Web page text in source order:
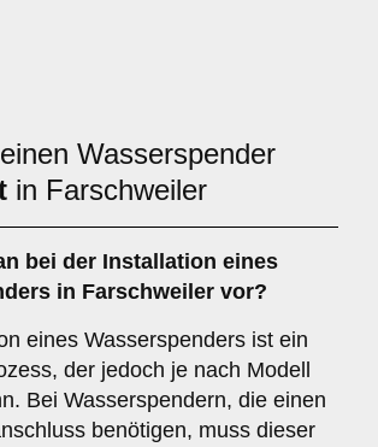
Wasserspender
in Farschweiler
bei der Installation eines
in Farschweiler vor?
eines Wasserspenders ist ein
der jedoch je nach Modell
Bei Wasserspendern, die einen
benötigen, muss dieser